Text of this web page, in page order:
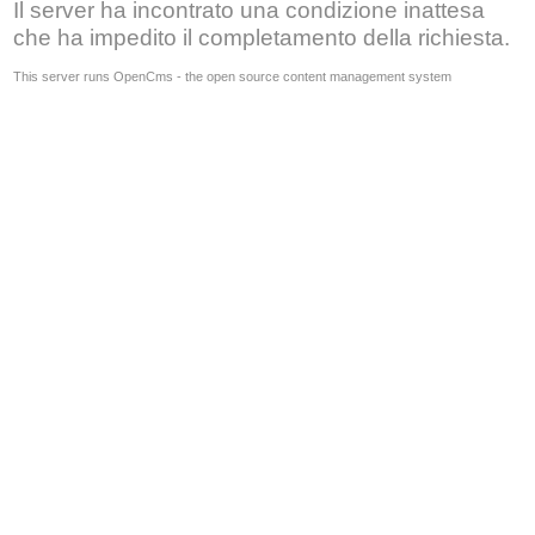
Il server ha incontrato una condizione inattesa
che ha impedito il completamento della richiesta.
This server runs OpenCms - the open source content management system